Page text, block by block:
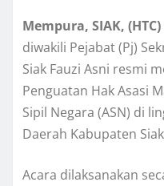
Mempura, SIAK,
diwakili Pejabat (Pj)
Siak Fauzi Asni resmi
Penguatan Hak Asasi
Sipil Negara (ASN) di
Daerah Kabupaten
Acara dilaksanakan